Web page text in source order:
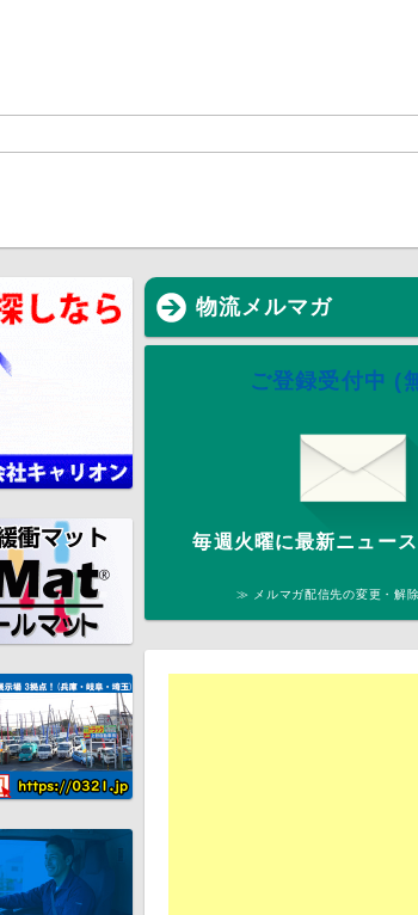
物流メルマガ
ご登録受付中 (
毎週火曜に最新ニュー
≫ メルマガ配信先の変更・解